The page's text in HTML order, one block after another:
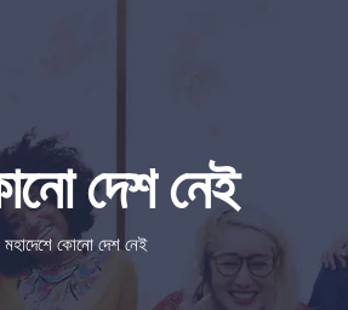
দেশ নেই
মহাদেশে কোনো দেশ নেই